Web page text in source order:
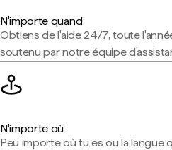
N'importe quand
Obtiens de l'aide 24/7, toute
soutenu par notre équipe
N'importe où
Peu importe où tu es ou la langue